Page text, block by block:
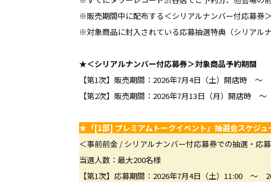
※販売期間中に配布する＜シリアルナンバー付応募券
※対象商品に封入されている応募抽選特典（シリアル
★＜シリアルナンバー付応募券＞対象商品予約期間
【第1次】販売期間：2026年7月4日（土）開店時 ～
【第2次】販売期間：2026年7月13日（月）開店時
★「[1部] プレミアムトークイベント」抽選会スケジュ
＜事前前金 / シリアルナンバー付応募券での抽選・応
当選人数：最大200名様
【第1次】応募期間：2026年7月4日（土）11:00 ～